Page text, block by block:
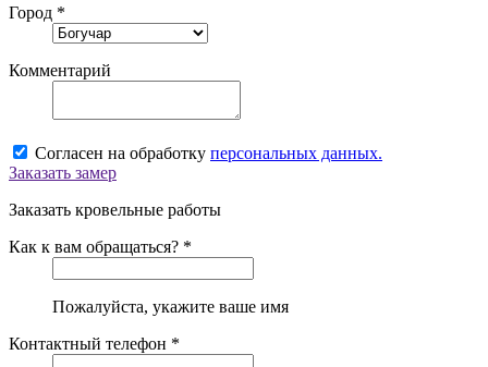
Город *
Комментарий
Согласен на обработку персональных данных.
Заказать замер
Заказать кровельные работы
Как к вам обращаться? *
Пожалуйста, укажите ваше имя
Контактный телефон *